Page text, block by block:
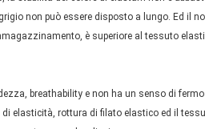
non può essere disposto a lungo. Ed il
è superiore al tessuto
breathability e non ha un senso di
elasticità, rottura di filato elastico ed il